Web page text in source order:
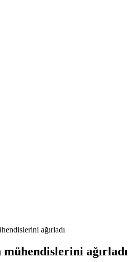
ağırladı
ağırladı